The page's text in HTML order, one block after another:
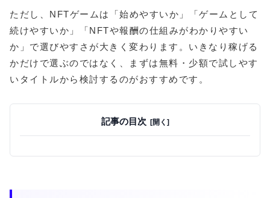
ただし、NFTゲームは「始めやすいか」「ゲームとして
続けやすいか」「NFTや報酬の仕組みがわかりやすい
か」で選びやすさが大きく変わります。いきなり稼げる
かだけで選ぶのではなく、まずは無料・少額で試しやす
いタイトルから検討するのがおすすめです。
記事の目次